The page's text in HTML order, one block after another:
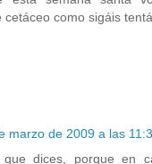
como sigáis
marzo de 2009 a las
que dices, porque en